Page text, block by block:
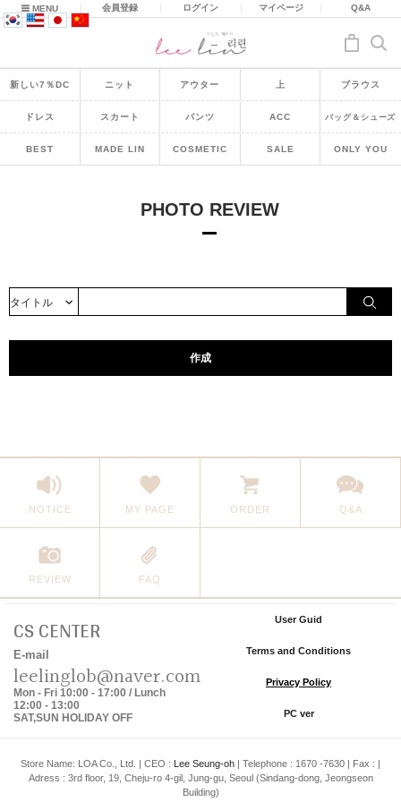
MENU | 会員登録 | ログイン | マイページ | Q&A
新しい7％DC ニット アウター 上 ブラウス
ドレス スカート パンツ ACC バッグ＆シューズ
BEST MADE LIN COSMETIC SALE ONLY YOU
PHOTO REVIEW
作成
NOTICE MY PAGE ORDER Q&A
REVIEW FAQ
CS CENTER
E-mail
leelinglob@naver.com
Mon - Fri 10:00 - 17:00 / Lunch
12:00 - 13:00
SAT,SUN HOLIDAY OFF
User Guid
Terms and Conditions
Privacy Policy
PC ver
Store Name: LOA Co., Ltd. | CEO : Lee Seung-oh | Telephone : 1670 -7630 | Fax : |
Adress : 3rd floor, 19, Cheju-ro 4-gil, Jung-gu, Seoul (Sindang-dong, Jeongseon
Building)